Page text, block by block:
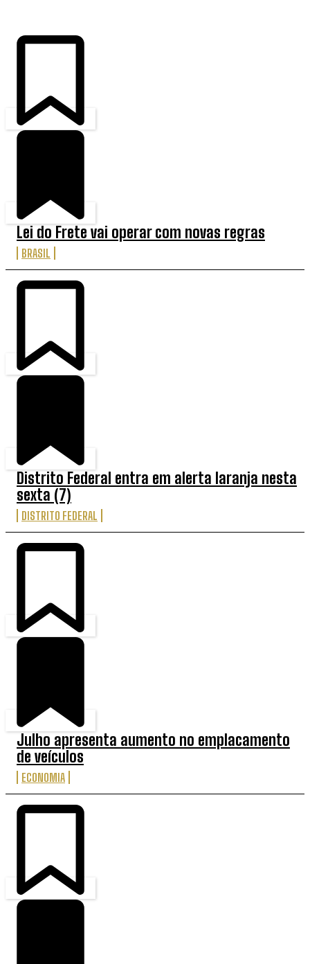
Lei do Frete vai operar com novas regras
BRASIL
Distrito Federal entra em alerta laranja nesta
sexta (7)
DISTRITO FEDERAL
Julho apresenta aumento no emplacamento
de veículos
ECONOMIA